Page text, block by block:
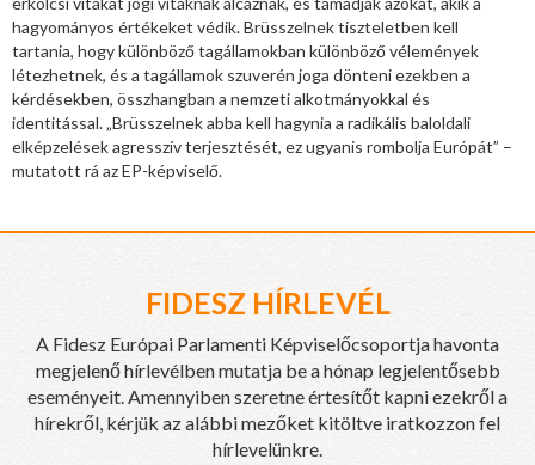
hagyományos értékeket védik. Brüsszelnek tiszteletben kell
tartania, hogy különböző tagállamokban különböző vélemények
létezhetnek, és a tagállamok szuverén joga dönteni ezekben a
kérdésekben, összhangban a nemzeti alkotmányokkal és
identitással. „Brüsszelnek abba kell hagynia a radikális baloldali
elképzelések agresszív terjesztését, ez ugyanis rombolja Európát” –
mutatott rá az EP-képviselő.
FIDESZ HÍRLEVÉL
A Fidesz Európai Parlamenti Képviselőcsoportja havonta
megjelenő hírlevélben mutatja be a hónap legjelentősebb
eseményeit. Amennyiben szeretne értesítőt kapni ezekről a
hírekről, kérjük az alábbi mezőket kitöltve iratkozzon fel
hírlevelünkre.